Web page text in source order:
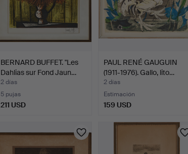
BERNARD BUFFET. "Les
Dahlias sur Fond Jaun…
2 días
5 pujas
211 USD
PAUL RENÉ GAUGUIN
(1911-1976). Gallo, lito…
2 días
Estimación
159 USD